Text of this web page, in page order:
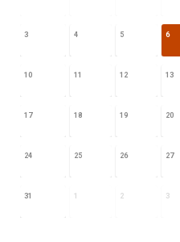
3 4 5 6
10 11 12 13
17 18 19 20
24 25 26 27
31 1 2 3